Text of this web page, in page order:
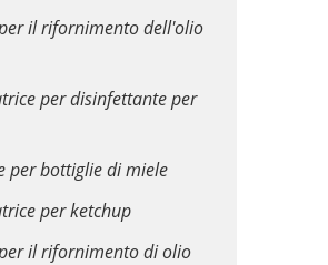
il rifornimento dell'olio
per disinfettante per
per bottiglie di miele
per ketchup
il rifornimento di olio